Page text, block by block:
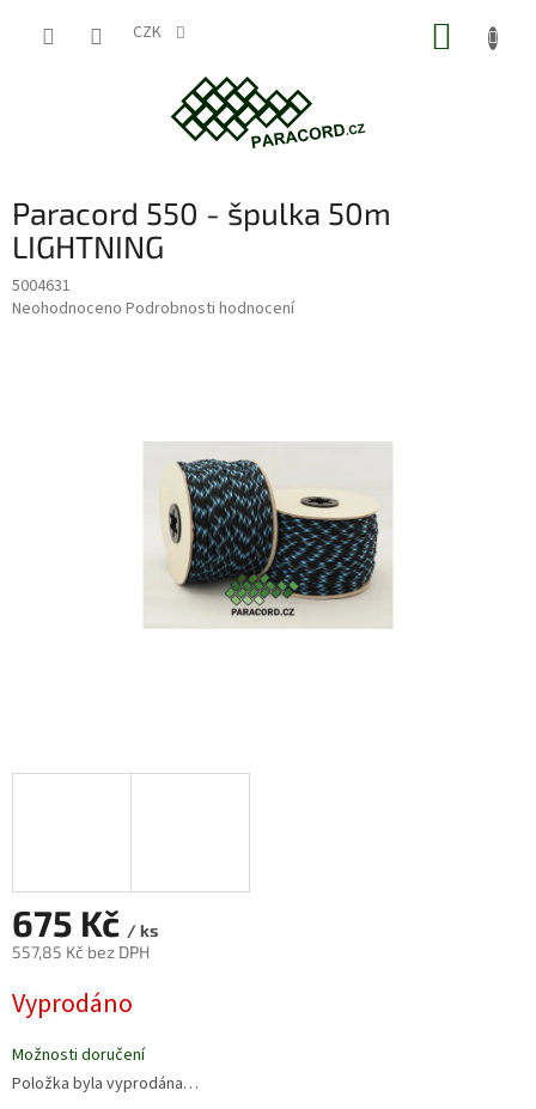
CZK
Paracord 550 - špulka 50m
LIGHTNING
5004631
Průměrné
Neohodnoceno Podrobnosti hodnocení
675 Kč / ks
557,85 Kč bez DPH
cena:
Vyprodáno
Možnosti doručení
Položka byla vyprodána…